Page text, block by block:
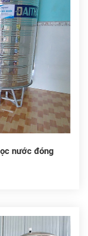
nước đóng